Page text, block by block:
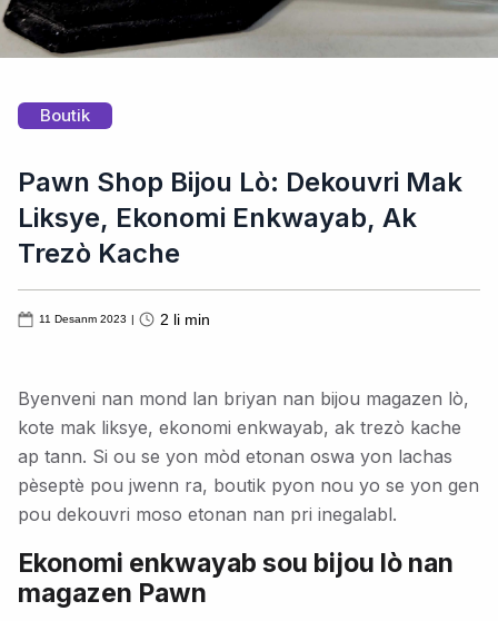
Boutik
Pawn Shop Bijou Lò: Dekouvri Mak
Liksye, Ekonomi Enkwayab, Ak
Trezò Kache
11 Desanm 2023 | 2 li min
Byenveni nan mond lan briyan nan bijou magazen lò,
kote mak liksye, ekonomi enkwayab, ak trezò kache
ap tann. Si ou se yon mòd etonan oswa yon lachas
pèseptè pou jwenn ra, boutik pyon nou yo se yon gen
pou dekouvri moso etonan nan pri inegalabl.
Ekonomi enkwayab sou bijou lò nan
magazen Pawn